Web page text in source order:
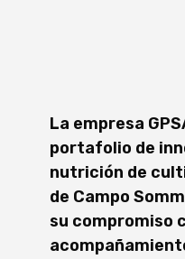
La empresa
portafolio de
nutrición de
de Campo
su compromiso